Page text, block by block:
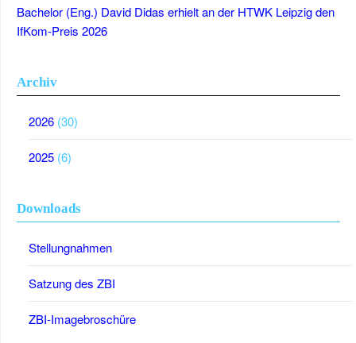
Bachelor (Eng.) David Didas erhielt an der HTWK Leipzig den
IfKom-Preis 2026
Archiv
2026 (30)
2025 (6)
Downloads
Stellungnahmen
Satzung des ZBI
ZBI-Imagebroschüre